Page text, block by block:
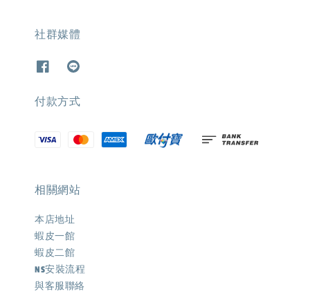
社群媒體
付款方式
相關網站
本店地址
蝦皮一館
蝦皮二館
NS安裝流程
與客服聯絡